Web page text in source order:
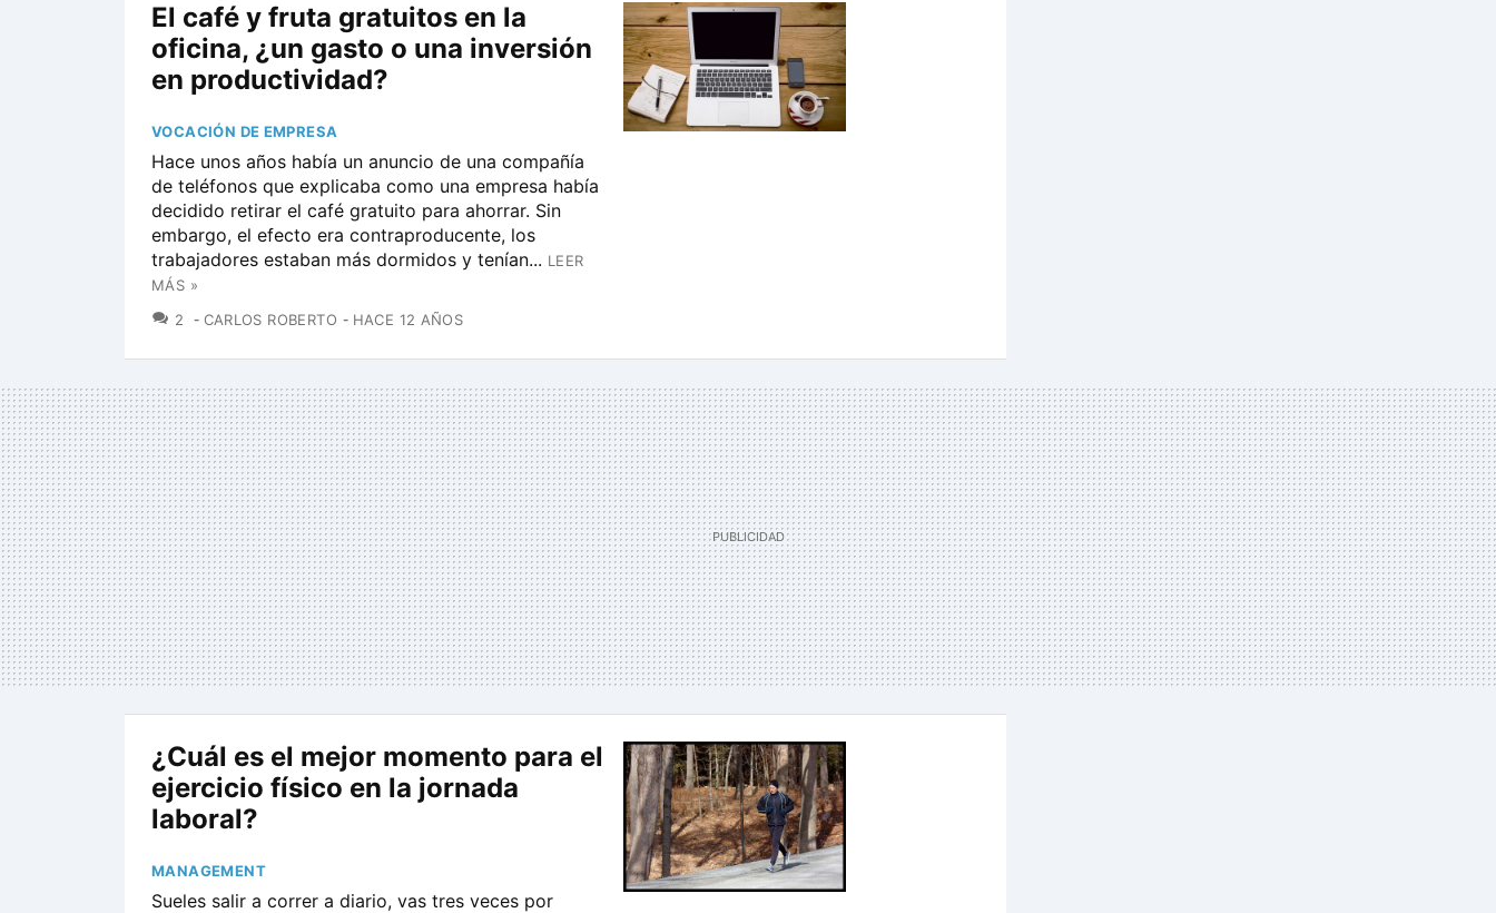
El café y fruta gratuitos en la
oficina, ¿un gasto o una inversión
en productividad?
VOCACIÓN DE EMPRESA
Hace unos años había un anuncio de una compañía
de teléfonos que explicaba como una empresa había
decidido retirar el café gratuito para ahorrar. Sin
embargo, el efecto era contraproducente, los
trabajadores estaban más dormidos y tenían... LEER
MÁS »
2
COMENTARIOS
CARLOS ROBERTO HACE 12 AÑOS
¿Cuál es el mejor momento para el
ejercicio físico en la jornada
laboral?
MANAGEMENT
Sueles salir a correr a diario, vas tres veces por